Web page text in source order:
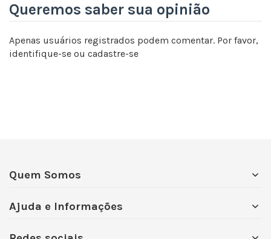
Queremos saber sua opinião
Apenas usuários registrados podem comentar. Por favor,
identifique-se ou cadastre-se
Quem Somos
Ajuda e Informações